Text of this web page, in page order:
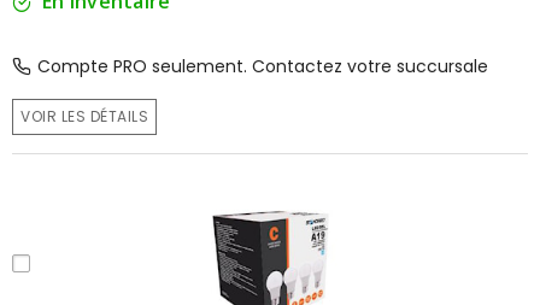
Compte PRO seulement. Contactez votre succursale
VOIR LES DÉTAILS